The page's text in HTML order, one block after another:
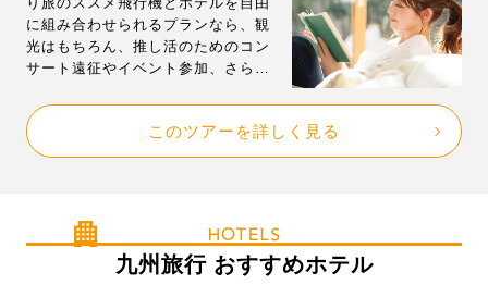
に組み合わせられるプランなら、観
光はもちろん、推し活のためのコン
サート遠征やイベント参加、さらに
ちゃいます。しかも、ひとり旅だと
意外と高くつきがちな「シングルル
ーム」も、ジェイトリップならお得
を作って、思い立ったその日にふら
りと出かけてみませんか？
このツアーを詳しく見る
HOTELS
九州旅行 おすすめホテル